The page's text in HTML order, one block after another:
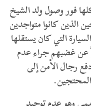
فور وصول ولد الشيخ
كانوا متواجدين
التي كان يستقلها
عن غضبهم جراء عدم
رجال الأمن إلى
المحتجين.